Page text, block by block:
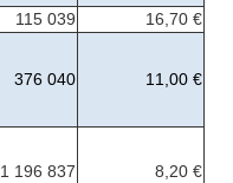
115 039 16,70 €
376 040 11,00 €
1 196 837 8,20 €